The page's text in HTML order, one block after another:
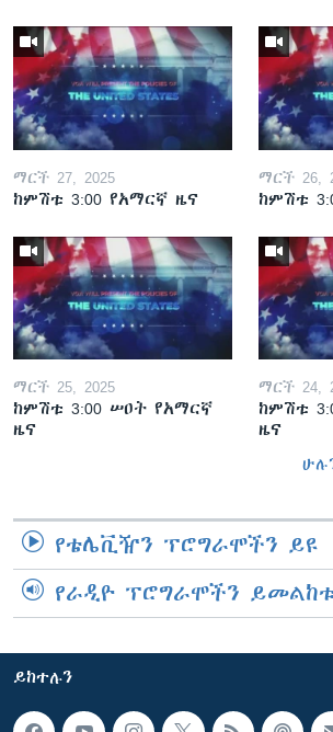
ማርች 27, 2025
ከምሽቱ 3:00 የአማርኛ ዜና
ማርች 26,
ከምሽቱ
ማርች 25, 2025
ከምሽቱ 3:00 ሠዐት የአማርኛ
ዜና
ማርች 24,
ከምሽቱ
ዜና
የቴሌቪዥን ፕሮግራሞችን ይዩ
የራዲዮ ፕሮግራሞችን
ይከተሉን